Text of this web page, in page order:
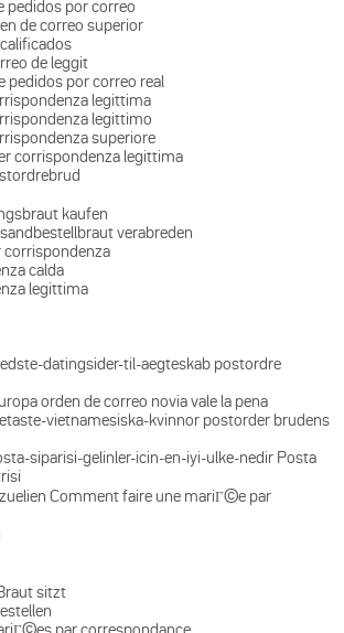
pedidos por correo
de correo superior
de leggit
pedidos por correo real
legittima
legittimo
superiore
corrispondenza legittima
kaufen
verabreden
corrispondenza
calda
legittima
datingsider-til-aegteskab postordre
orden de correo novia vale la pena
vietnamesiska-kvinnor postorder brudens
siparisi-gelinler-icin-en-iyi-ulke-nedir Posta
Comment faire une mariГ©e par
sitzt
par correspondance